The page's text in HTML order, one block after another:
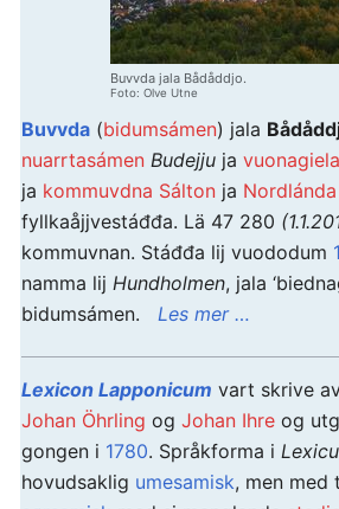
Buvvda jala Bådåddjo.
Foto: Olve Utne
Buvvda (bidumsámen) jala
nuarrtasámen Budejju ja
ja kommuvdna Sálton ja
fyllkaåjjvestáđđa. Lä 47 280
kommuvnan. Stáđđa lij vuododum
namma lij Hundholmen, jala
bidumsámen. Les mer …
Lexicon Lapponicum vart skrive
Johan Öhrling og Johan Ihre og
gongen i 1780. Språkforma i
hovudsaklig umesamisk, men med